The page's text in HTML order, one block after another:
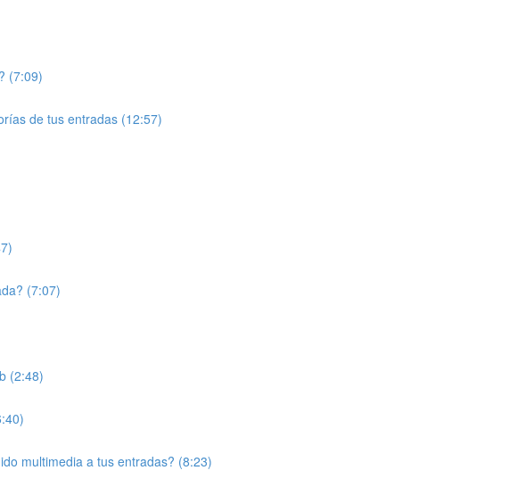
(7:09)
de tus entradas (12:57)
(7:07)
(2:48)
multimedia a tus entradas? (8:23)